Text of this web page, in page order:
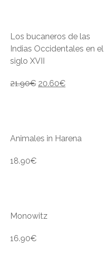
Los bucaneros de las
Indias Occidentales en el
siglo XVII
21.90€ 20.60€
Animales in Harena
18.90€
Monowitz
16.90€